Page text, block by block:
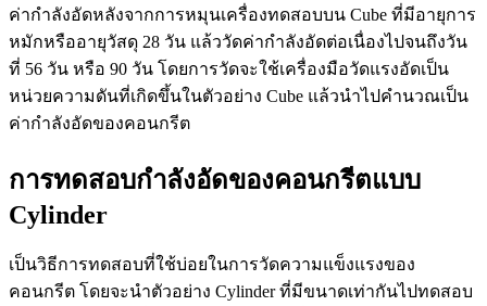
ค่ากำลังอัดหลังจากการหมุนเครื่องทดสอบบน Cube ที่มีอายุการ
หมักหรืออายุวัสดุ 28 วัน แล้ววัดค่ากำลังอัดต่อเนื่องไปจนถึงวัน
ที่ 56 วัน หรือ 90 วัน โดยการวัดจะใช้เครื่องมือวัดแรงอัดเป็น
หน่วยความดันที่เกิดขึ้นในตัวอย่าง Cube แล้วนำไปคำนวณเป็น
ค่ากำลังอัดของคอนกรีต
การทดสอบกำลังอัดของคอนกรีตแบบ
Cylinder
เป็นวิธีการทดสอบที่ใช้บ่อยในการวัดความแข็งแรงของ
คอนกรีต โดยจะนำตัวอย่าง Cylinder ที่มีขนาดเท่ากันไปทดสอบ